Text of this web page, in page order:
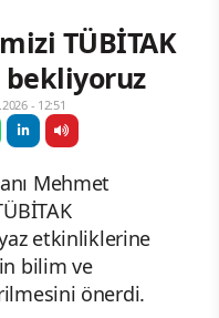
TÜBİTAK
- 12:51
Mehmet
etkinliklerine
bilim ve
önerdi.